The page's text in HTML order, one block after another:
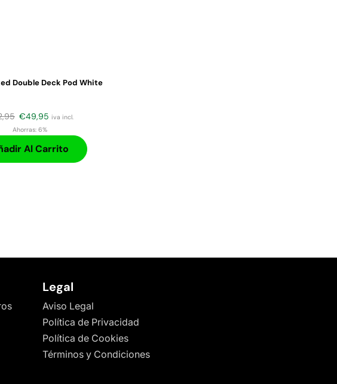
Double Deck Pod White
€49,95 iva incl.
Ahorras:6%
Al Carrito
Legal
Aviso Legal
Política de Privacidad
Política de Cookies
Términos y Condiciones